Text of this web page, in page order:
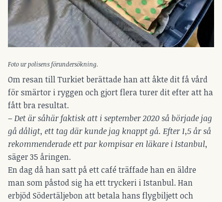
Foto ur polisens förundersökning.
Om resan till Turkiet berättade han att åkte dit få vård
för smärtor i ryggen och gjort flera turer dit efter att ha
fått bra resultat.
–Det är såhär faktisk att i september 2020 så började jag
gå dåligt, ett tag där kunde jag knappt gå. Efter 1,5 år så
rekommenderade ett par kompisar en läkare i Istanbul,
säger 35 åringen.
En dag då han satt på ett café träffade han en äldre
man som påstod sig ha ett tryckeri i Istanbul. Han
erbjöd Södertäljebon att betala hans flygbiljett och